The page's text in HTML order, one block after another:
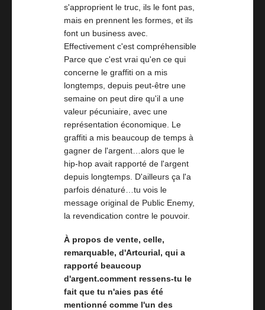
s'approprient le truc, ils le font pas,
mais en prennent les formes, et ils
font un business avec.
Effectivement c'est compréhensible
Parce que c'est vrai qu'en ce qui
concerne le graffiti on a mis
longtemps, depuis peut-être une
semaine on peut dire qu'il a une
valeur pécuniaire, avec une
représentation économique. Le
graffiti a mis beaucoup de temps à
gagner de l'argent…alors que le
hip-hop avait rapporté de l'argent
depuis longtemps. D'ailleurs ça l'a
parfois dénaturé…tu vois le
message original de Public Enemy,
la revendication contre le pouvoir.
À propos de vente, celle,
remarquable, d'Artcurial, qui a
rapporté beaucoup
d'argent.comment ressens-tu le
fait que tu n'aies pas été
mentionné comme l'un des